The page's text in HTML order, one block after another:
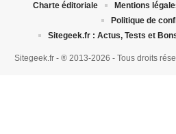
Sitegeek.fr - ® 2013-2026 - Tous droits
Charte éditoriale Mentions
Politique de
Sitegeek.fr : Actus, Tests et